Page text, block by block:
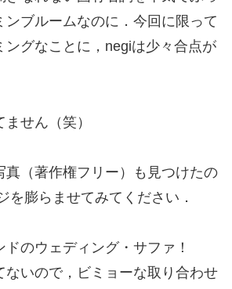
ンブルームなのに．今回に限って
ングなことに，negiは少々合点が
せん（笑）
真（著作権フリー）も見つけたの
を膨らませてみてください．
ドのウェディング・サファ！
ないので，ビミョーな取り合わせ